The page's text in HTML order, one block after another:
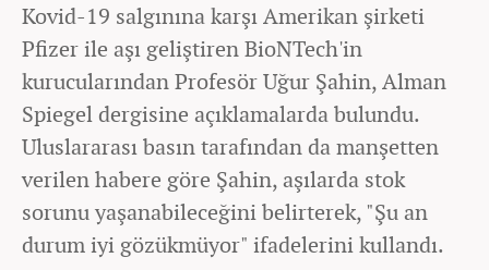
Kovid-19 salgınına karşı Amerikan şirketi
Pfizer ile aşı geliştiren BioNTech'in
kurucularından Profesör Uğur Şahin, Alman
Spiegel dergisine açıklamalarda bulundu.
Uluslararası basın tarafından da manşetten
verilen habere göre Şahin, aşılarda stok
sorunu yaşanabileceğini belirterek, "Şu an
durum iyi gözükmüyor" ifadelerini kullandı.